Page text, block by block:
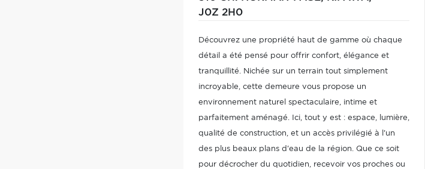
J0Z 2H0
Découvrez une propriété haut de gamme où chaque
détail a été pensé pour offrir confort, élégance et
tranquillité. Nichée sur un terrain tout simplement
incroyable, cette demeure vous propose un
environnement naturel spectaculaire, intime et
parfaitement aménagé. Ici, tout y est : espace, lumière,
qualité de construction, et un accès privilégié à l'un
des plus beaux plans d'eau de la région. Que ce soit
pour décrocher du quotidien, recevoir vos proches ou